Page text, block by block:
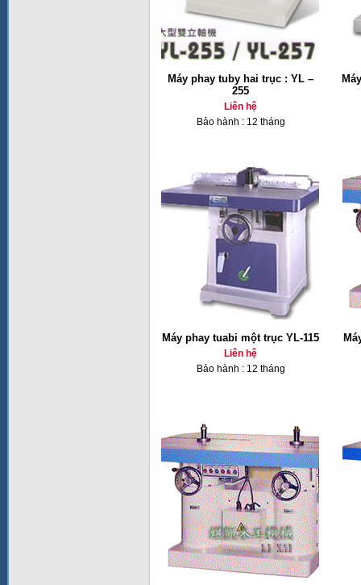
Máy phay tuby hai trục : YL –
255
Liên hệ
Bảo hành : 12 tháng
Máy phay tuabi một trục YL-115
Liên hệ
Bảo hành : 12 tháng